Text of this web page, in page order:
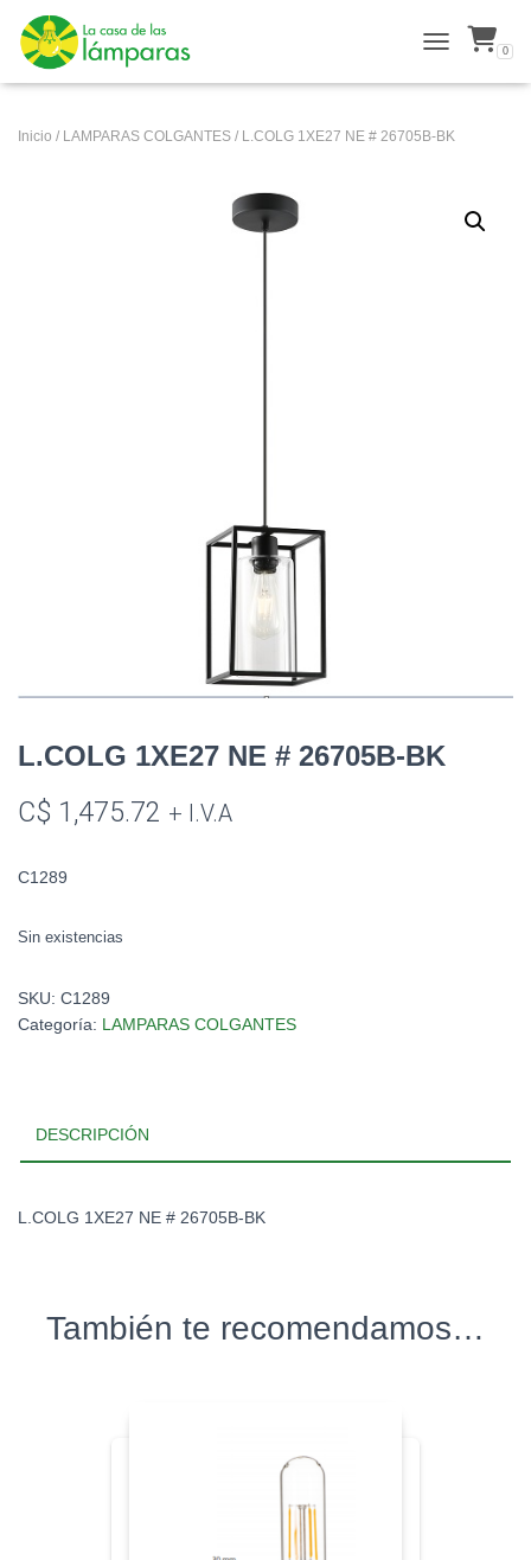
ALTERNAR
0
Inicio / LAMPARAS COLGANTES / L.COLG 1XE27 NE # 26705B-BK
L.COLG 1XE27 NE # 26705B-BK
C$ 1,475.72 + I.V.A
C1289
Sin existencias
SKU: C1289
Categoría: LAMPARAS COLGANTES
DESCRIPCIÓN
L.COLG 1XE27 NE # 26705B-BK
También te recomendamos…